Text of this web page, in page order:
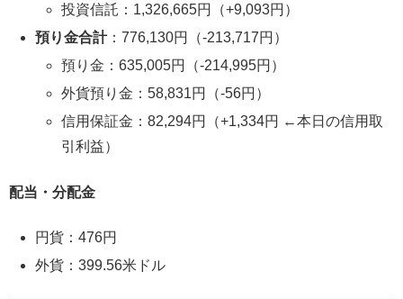
投資信託：1,326,665円（+9,093円）
預り金合計：776,130円（-213,717円）
預り金：635,005円（-214,995円）
外貨預り金：58,831円（-56円）
信用保証金：82,294円（+1,334円 ←本日の信用取
引利益）
配当・分配金
円貨：476円
外貨：399.56米ドル